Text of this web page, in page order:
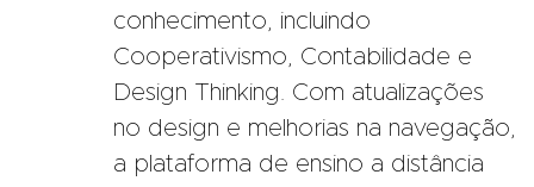
conhecimento, incluindo
Cooperativismo, Contabilidade e
Design Thinking. Com atualizações
no design e melhorias na navegação,
a plataforma de ensino a distância